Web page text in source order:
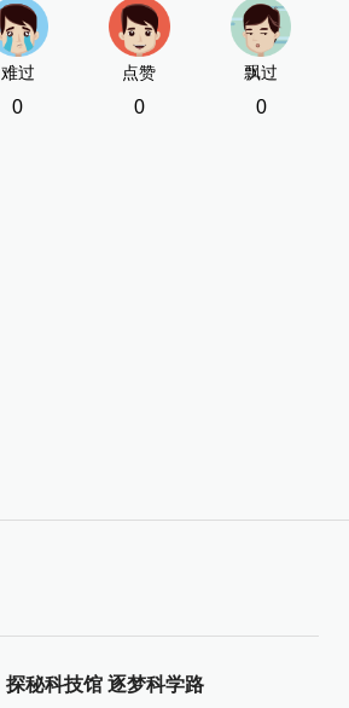
难过
0
点赞
0
飘过
0
探秘科技馆 逐梦科学路